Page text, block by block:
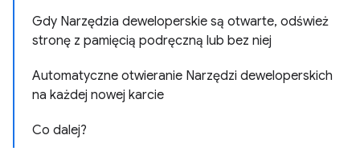
Gdy Narzędzia deweloperskie są otwarte, odśwież
stronę z pamięcią podręczną lub bez niej
Automatyczne otwieranie Narzędzi deweloperskich
na każdej nowej karcie
Co dalej?